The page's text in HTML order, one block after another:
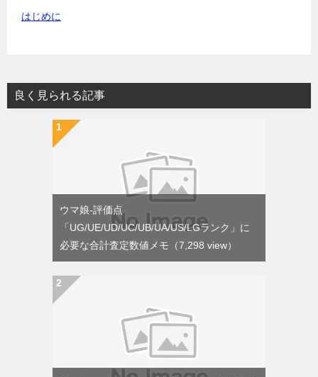
はじめに
良く見られる記事
ウマ娘-評価点
「UG/UE/UD/UC/UB/UA/US/LGランク」に
必要な合計査定数値メモ （7,298 view）